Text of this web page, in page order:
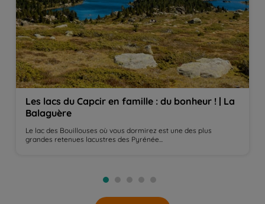
Les lacs du Capcir en famille : du bonheur ! | La
Balaguère
Le lac des Bouillouses où vous dormirez est une des plus
grandes retenues lacustres des Pyrénée...